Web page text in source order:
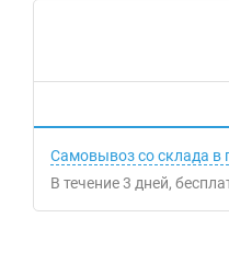
Самовывоз со склада в
В течение3 дней